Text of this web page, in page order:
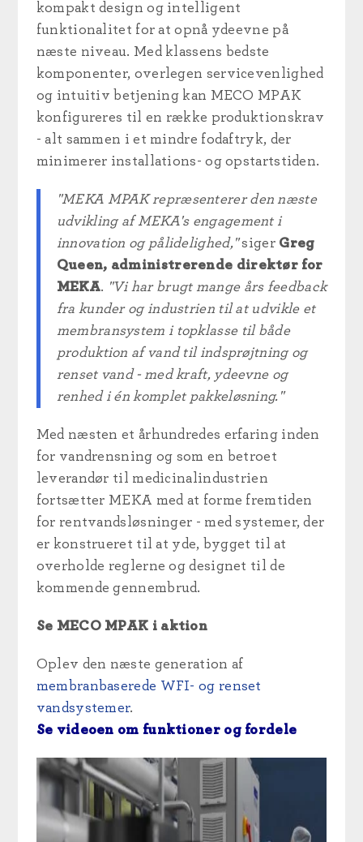
kompakt design og intelligent
funktionalitet for at opnå ydeevne på
næste niveau. Med klassens bedste
komponenter, overlegen servicevenlighed
og intuitiv betjening kan MECO MPAK
konfigureres til en række produktionskrav
- alt sammen i et mindre fodaftryk, der
minimerer installations- og opstartstiden.
"MEKA MPAK repræsenterer den næste
udvikling af MEKA's engagement i
innovation og pålidelighed,"siger Greg
Queen, administrerende direktør for
MEKA. "Vi har brugt mange års feedback
fra kunder og industrien til at udvikle et
membransystem i topklasse til både
produktion af vand til indsprøjtning og
renset vand - med kraft, ydeevne og
renhed i én komplet pakkeløsning."
Med næsten et århundredes erfaring inden
for vandrensning og som en betroet
leverandør til medicinalindustrien
fortsætter MEKA med at forme fremtiden
for rentvandsløsninger - med systemer, der
er konstrueret til at yde, bygget til at
overholde reglerne og designet til de
kommende gennembrud.
Se MECO MPAK i aktion
Oplev den næste generation af
membranbaserede WFI- og renset
vandsystemer.
Se videoen om funktioner og fordele